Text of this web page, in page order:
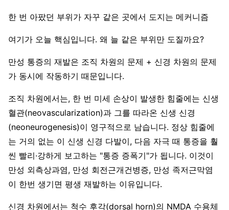
한 번 아팠던 부위가 자꾸 같은 곳에서 도지는 메커니즘
여기가 오늘 핵심입니다. 왜 늘 같은 부위만 도질까요?
만성 통증의 재발은 조직 차원의 문제 + 신경 차원의 문제
가 동시에 작동하기 때문입니다.
조직 차원에서는, 한 번 미세 손상이 발생한 힘줄에는 신생
혈관(neovascularization)과 그를 따라온 신생 신경
(neoneurogenesis)이 영구적으로 남습니다. 정상 힘줄에
는 거의 없는 이 신생 신경 다발이, 다음 자극 때 통증을 훨
씬 빨리·강하게 보고하는 "통증 증폭기"가 됩니다. 이것이
만성 외측상과염, 만성 회전근개건병증, 만성 족저근막염
이 한번 생기면 평생 재발하는 이유입니다.
신경 차원에서는 척수 후각(dorsal horn)의 NMDA 수용체